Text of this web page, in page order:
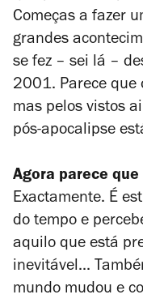
Começas a fazer
grandes
se fez – sei lá –
2001. Parece que
mas pelos vistos
pós-apocalipse
Agora parece
Exactamente. É
do tempo e
aquilo que está
inevitável...
mundo mudou e